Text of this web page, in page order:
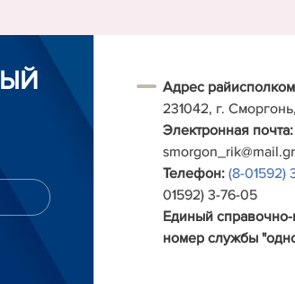
Адрес
231042, г.
Электронная почта:
Телефон: (8-01592)
01592) 3-76-05
Единый
номер службы